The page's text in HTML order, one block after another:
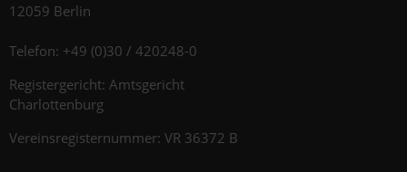
12059 Berlin
Telefon: +49 (0)30 / 420248-0
Registergericht: Amtsgericht
Charlottenburg
Vereinsregisternummer: VR 36372 B